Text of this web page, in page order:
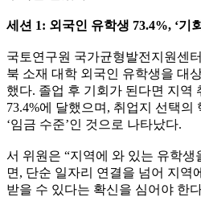
세션 1: 외국인 유학생 73.4%, ‘기
국토연구원 국가균형발전지원센
북 소재 대학 외국인 유학생을 대
했다. 졸업 후 기회가 된다면 지역
73.4%에 달했으며, 취업지 선택의
‘임금 수준’인 것으로 나타났다.
서 위원은 “지역에 와 있는 유학생
면, 단순 일자리 연결을 넘어 지역
받을 수 있다는 확신을 심어야 한